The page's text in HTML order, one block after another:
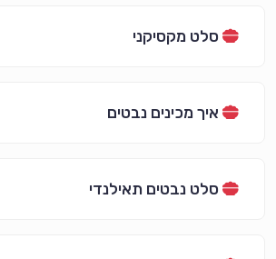
סלט מקסיקני
איך מכינים נבטים
סלט נבטים תאילנדי